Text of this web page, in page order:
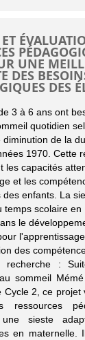
UNE
DES
DES
3 à 6 ans ont
quotidien
diminution de la
1970. Cette
les capacités
et les
des enfants. La
temps scolaire en
le
des
recherche :
sommeil
Cycle 2, ce projet
ressources
une sieste
en maternelle.